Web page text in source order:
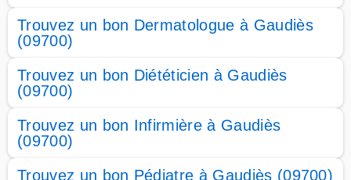
Trouvez un bon Dermatologue à Gaudiès
(09700)
Trouvez un bon Diététicien à Gaudiès
(09700)
Trouvez un bon Infirmière à Gaudiès
(09700)
Trouvez un bon Pédiatre à Gaudiès (09700)